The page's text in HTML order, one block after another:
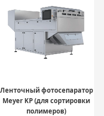
Ленточный фотосепаратор
Meyer KP (для сортировки
полимеров)